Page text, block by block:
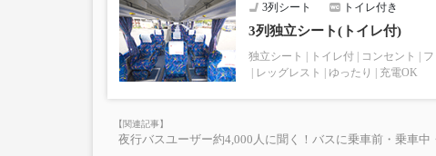
3列シート トイレ付き
3列独立シート(トイレ付)
独立シート トイレ付 コンセント
レッグレスト
ゆったり 充電OK
夜行バスユーザー約4,000人に聞く！バスに乗車前・乗車